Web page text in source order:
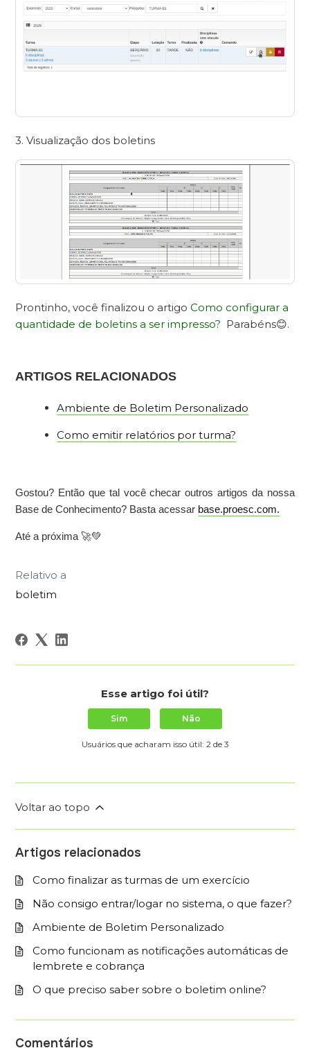
3. Visualização dos boletins
Prontinho, você finalizou o artigoComo configurar a
quantidade de boletins a ser impresso? Parabéns😊.
ARTIGOS RELACIONADOS
Ambiente de Boletim Personalizado
Como emitir relatórios por turma?
Gostou? Então que tal você checar outros artigos da nossa
Base de Conhecimento? Basta acessar base.proesc.com.
Até a próxima 🚀💚
Relativo a
boletim
Esse artigo foi útil?
Sim Não
Usuários que acharam isso útil: 2 de 3
Voltar ao topo
Artigos relacionados
Como finalizar as turmas de um exercício
Não consigo entrar/logar no sistema, o que fazer?
Ambiente de Boletim Personalizado
Como funcionam as notificações automáticas de
lembrete e cobrança
O que preciso saber sobre o boletim online?
Comentários